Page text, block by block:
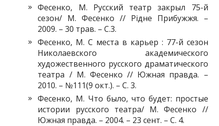
Фесенко, М. Русский театр закрыл 75-й
сезон/ М. Фесенко // Рідне Прибужжя. –
2009. – 30 трав. – С.3.
Фесенко, М. С места в карьер : 77-й сезон
Николаевского академического
художественного русского драматического
театра / М. Фесенко // Южная правда. –
2010. – №111(9 окт.). – С. 3.
Фесенко, М. Что было, что будет: простые
истории русского театра/ М. Фесенко //
Южная правда. – 2004. – 23 сент. – С. 4.